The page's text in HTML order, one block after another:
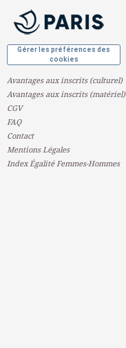
Gérer les préférences des
cookies
Avantages aux inscrits (culturel)
Avantages aux inscrits (matériel)
CGV
FAQ
Contact
Mentions Légales
Index Égalité Femmes-Hommes